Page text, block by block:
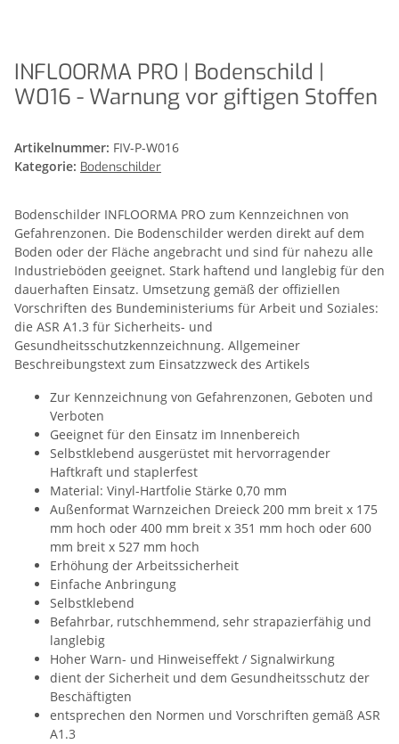
INFLOORMA PRO | Bodenschild |
W016 - Warnung vor giftigen Stoffen
Artikelnummer: FIV-P-W016
Kategorie: Bodenschilder
Bodenschilder INFLOORMA PRO zum Kennzeichnen von
Gefahrenzonen. Die Bodenschilder werden direkt auf dem
Boden oder der Fläche angebracht und sind für nahezu alle
Industrieböden geeignet. Stark haftend und langlebig für den
dauerhaften Einsatz. Umsetzung gemäß der offiziellen
Vorschriften des Bundeministeriums für Arbeit und Soziales:
die ASR A1.3 für Sicherheits- und
Gesundheitsschutzkennzeichnung. Allgemeiner
Beschreibungstext zum Einsatzzweck des Artikels
Zur Kennzeichnung von Gefahrenzonen, Geboten und
Verboten
Geeignet für den Einsatz im Innenbereich
Selbstklebend ausgerüstet mit hervorragender
Haftkraft und staplerfest
Material: Vinyl-Hartfolie Stärke 0,70 mm
Außenformat Warnzeichen Dreieck 200 mm breit x 175
mm hoch oder 400 mm breit x 351 mm hoch oder 600
mm breit x 527 mm hoch
Erhöhung der Arbeitssicherheit
Einfache Anbringung
Selbstklebend
Befahrbar, rutschhemmend, sehr strapazierfähig und
langlebig
Hoher Warn- und Hinweiseffekt / Signalwirkung
dient der Sicherheit und dem Gesundheitsschutz der
Beschäftigten
entsprechen den Normen und Vorschriften gemäß ASR
A1.3